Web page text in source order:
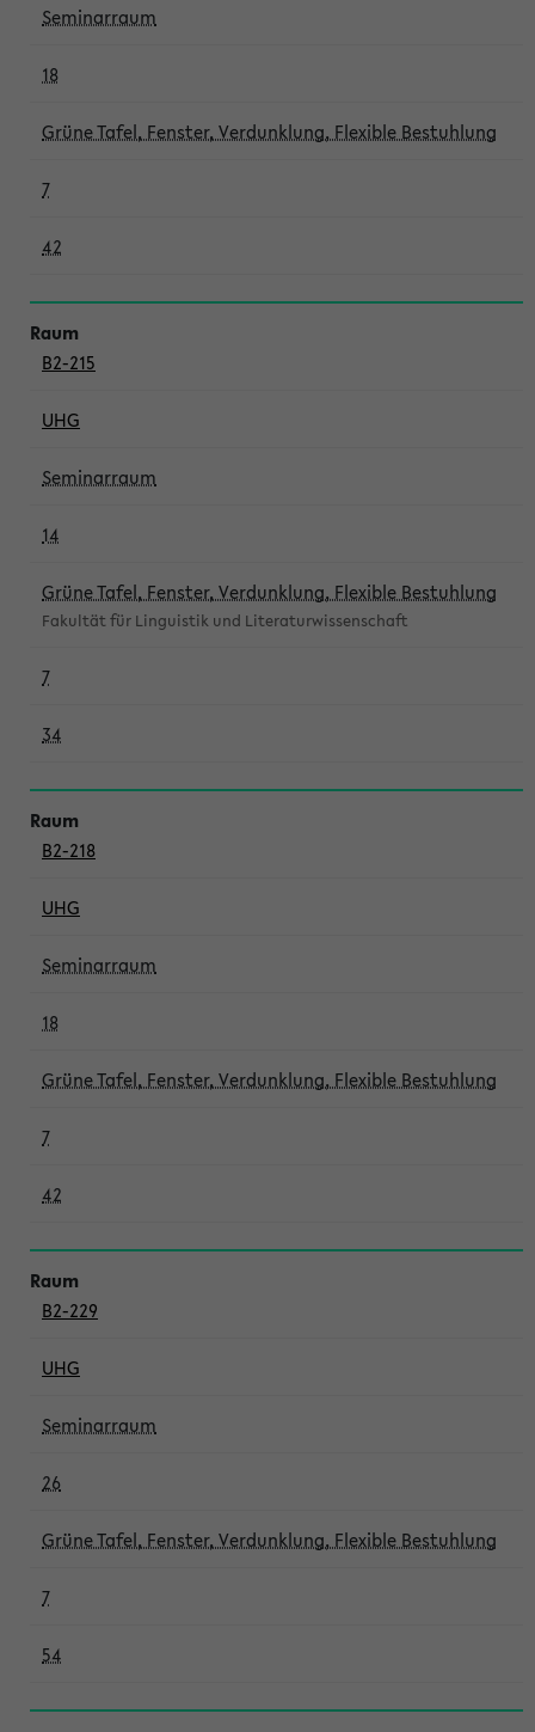
Seminarraum
18
Grüne Tafel, Fenster, Verdunklung, Flexible Bestuhlung
7
42
B2-215
UHG
Seminarraum
14
Grüne Tafel, Fenster, Verdunklung, Flexible Bestuhlung
Fakultät für Linguistik und Literaturwissenschaft
7
34
B2-218
UHG
Seminarraum
18
Grüne Tafel, Fenster, Verdunklung, Flexible Bestuhlung
7
42
B2-229
UHG
Seminarraum
26
Grüne Tafel, Fenster, Verdunklung, Flexible Bestuhlung
7
54